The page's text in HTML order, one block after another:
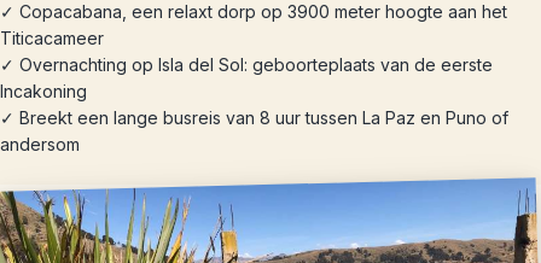
✓ Copacabana, een relaxt dorp op 3900 meter hoogte aan het
Titicacameer
✓ Overnachting op Isla del Sol: geboorteplaats van de eerste
Incakoning
✓ Breekt een lange busreis van 8 uur tussen La Paz en Puno of
andersom